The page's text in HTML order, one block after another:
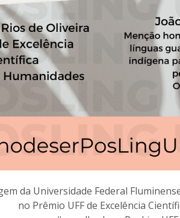
da Universidade Federal
no Prêmio UFF de Excelência